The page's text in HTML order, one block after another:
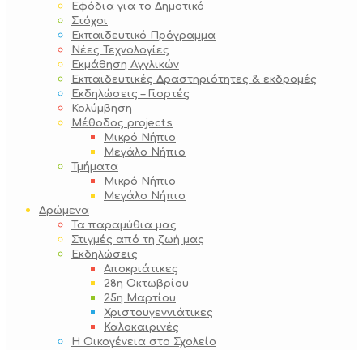
Εφόδια για το Δημοτικό
Στόχοι
Εκπαιδευτικό Πρόγραμμα
Νέες Τεχνολογίες
Εκμάθηση Αγγλικών
Εκπαιδευτικές Δραστηριότητες & εκδρομές
Εκδηλώσεις – Γιορτές
Κολύμβηση
Μέθοδος projects
Μικρό Νήπιο
Μεγάλο Νήπιο
Τμήματα
Μικρό Νήπιο
Μεγάλο Νήπιο
Δρώμενα
Τα παραμύθια μας
Στιγμές από τη ζωή μας
Εκδηλώσεις
Αποκριάτικες
28η Οκτωβρίου
25η Μαρτίου
Χριστουγεννιάτικες
Καλοκαιρινές
Η Οικογένεια στο Σχολείο